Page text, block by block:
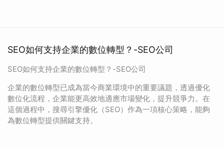
SEO如何支持企業的數位轉型？-SEO公司
SEO如何支持企業的數位轉型？-SEO公司
企業的數位轉型已成為當今商業環境中的重要議題，透過優化
數位化流程，企業能更高效地適應市場變化，提升競爭力。在
這個過程中，搜尋引擎優化（SEO）作為一項核心策略，能夠
為數位轉型提供關鍵支持。